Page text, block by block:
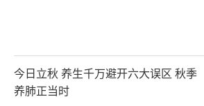
今日立秋 养生千万避开六大误区 秋季
养肺正当时